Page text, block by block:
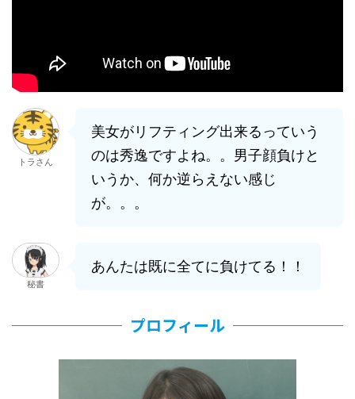
トラさん
美女がリフティング出来るっていう
のは秀逸ですよね。。男子顔負けと
いうか、何か逆らえない感じ
が。。。
秘書
あんたは既に全てに負けてる！！
プロフィール